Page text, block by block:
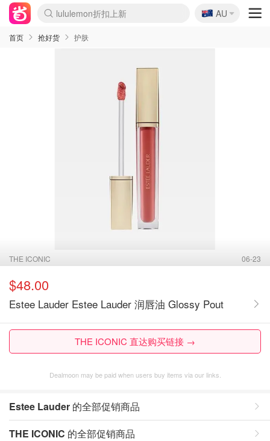
lululemon折扣上新
Sasa美妆护肤3.5折
SSENSE年中2.5折
FreshBeauty好价汇总
Cettire降价+叠9折
WWS Coles超市实拍
viagogo二手票捡漏
Myer超级周末
The Outnet奢牌1折起
David Jones 3折起
Flannels大牌1折
Perfumes Club护肤1折
AMIRO面罩$251
Amazon折扣汇总
eToro入金$200送$50
Amazon数码好物
ICONIC本周7.5折
ThedoubleF高奢地板价
Moose Knuckles 6折
丝芙兰5折起
EUFY摄像头$98
Selenichast首饰2折
Trip机票酒店促销
YSL送5件彩妆礼
Amazon家居好物
Amazon美妆护肤
雅漾大喷$8
过敏原检测盒$33
伊索独家赠50ml沐浴露
科颜氏高保湿面霜$29
SEALIFE海洋馆门票6折
丝塔芙大白罐$16
订阅Newsletter送香薰
Cult Beauty 6.8折
Harrods圣诞日历$525
LN-CC奢牌私促3折
d'Alba空姐喷雾$16
EVE LOM套装£56
Bernardelli独家4折
Adore Beauty 6折起
CT圣诞日历
Mytheresa奢品2.7折
Luxury Escapes 9折
Currentbody美容仪$881
MOON Garden Live
Roborock扫地机$649
Tingo Life水杯$24
Valentino官网5折
CR洗护套装$23
修丽可4件套$159
Myer彩妆2件7折
GANNI官网4.5折
Stylevana韩妆4折
Tessabit高奢8.5折
OGX洗发水$11
Amazon阿德莱德次日达
卡诗8.5折+赠礼
Philips Hue灯具8折
🇦🇺
AU
首页 抢好货 护肤
THE ICONIC 06-23
$48.00
Estee Lauder Estee Lauder 润唇油 Glossy Pout
THE ICONIC 直达购买链接 →
Dealmoon may be paid when users buy items via our links.
Estee Lauder 的全部促销商品
THE ICONIC 的全部促销商品